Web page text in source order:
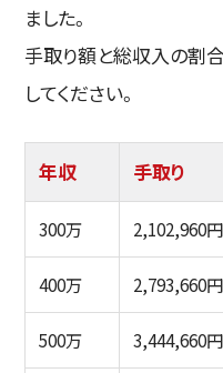
ました。
手取り額と総収入の割
してください。
年収 手取り
300万 2,102,960円
400万 2,793,660円
500万 3,444,660円